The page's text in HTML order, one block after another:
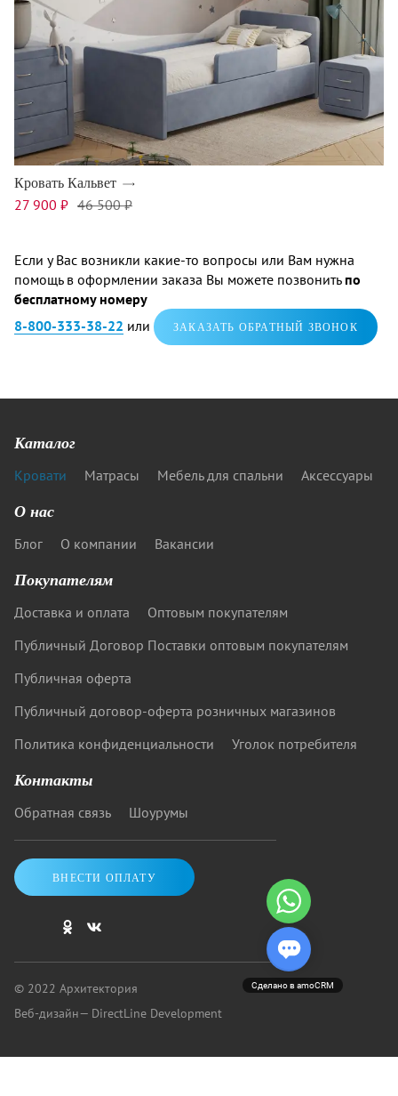
Кровать Кальвет
27 900 ₽ 46 500 ₽
Если у Вас возникли какие-то вопросы или Вам нужна
помощь в оформлении заказа Вы можете позвонитьпо
бесплатному номеру
8-800-333-38-22 или ЗАКАЗАТЬ ОБРАТНЫЙ ЗВОНОК
Каталог
Кровати Матрасы Мебель для спальни Аксессуары
О нас
Блог О компании Вакансии
Покупателям
Доставка и оплата
Оптовым покупателям
Публичный Договор Поставки оптовым покупателям
Публичная оферта
Публичный договор-оферта розничных магазинов
Политика конфиденциальности
Уголок потребителя
Контакты
Обратная связь Шоурумы
ВНЕСТИ ОПЛАТУ
© 2022 Архитектория
Веб-дизайн— DirectLine Development
Сделано в amoCRM